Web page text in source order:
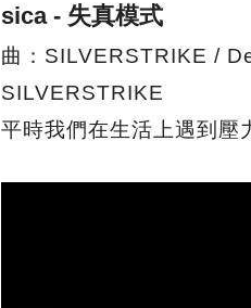
sica - 失真模式
曲：SILVERSTRIKE /
SILVERSTRIKE
平時我們在生活上遇到壓